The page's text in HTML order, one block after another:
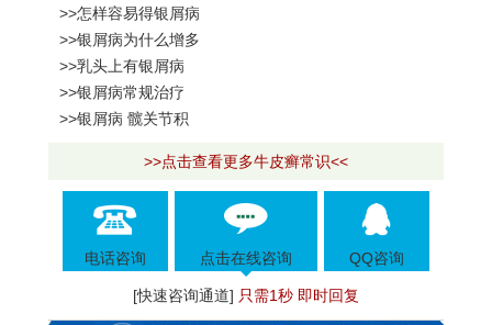
>>怎样容易得银屑病
>>银屑病为什么增多
>>乳头上有银屑病
>>银屑病常规治疗
>>银屑病 髋关节积
>>点击查看更多牛皮癣常识<<
电话咨询 点击在线咨询 QQ咨询
[快速咨询通道] 只需1秒 即时回复